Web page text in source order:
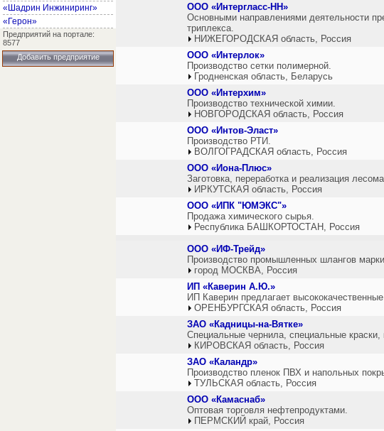
«Шадрин Инжиниринг»
«Герон»
Предприятий на портале:
8577
Добавить предприятие
ООО «Интергласс-НН»
Основными направлениями деятельности
триплекса.
НИЖЕГОРОДСКАЯ область, Россия
ООО «Интерлок»
Производство сетки полимерной.
Гродненская область, Беларусь
ООО «Интерхим»
Производство технической химии.
НОВГОРОДСКАЯ область, Россия
ООО «Интов-Эласт»
Производство РТИ.
ВОЛГОГРАДСКАЯ область, Россия
ООО «Иона-Плюс»
Заготовка, переработка и реализация
ИРКУТСКАЯ область, Россия
ООО «ИПК "ЮМЭКС"»
Продажа химического сырья.
Республика БАШКОРТОСТАН, Россия
ООО «ИФ-Трейд»
Производство промышленных шлангов
город МОСКВА, Россия
ИП «Каверин А.Ю.»
ИП Каверин предлагает
ОРЕНБУРГСКАЯ область, Россия
ЗАО «Кадницы-на-Вятке»
Специальные чернила, специальные
КИРОВСКАЯ область, Россия
ЗАО «Каландр»
Производство пленок ПВХ и напольных
ТУЛЬСКАЯ область, Россия
ООО «Камаснаб»
Оптовая торговля нефтепродуктами.
ПЕРМСКИЙ край, Россия